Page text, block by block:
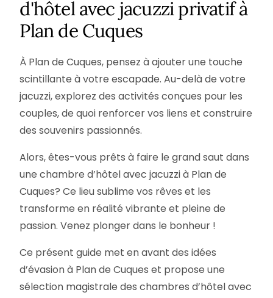
d'hôtel avec jacuzzi privatif à
Plan de Cuques
À Plan de Cuques, pensez à ajouter une touche
scintillante à votre escapade. Au-delà de votre
jacuzzi, explorez des activités conçues pour les
couples, de quoi renforcer vos liens et construire
des souvenirs passionnés.
Alors, êtes-vous prêts à faire le grand saut dans
une chambre d’hôtel avec jacuzzi à Plan de
Cuques? Ce lieu sublime vos rêves et les
transforme en réalité vibrante et pleine de
passion. Venez plonger dans le bonheur !
Ce présent guide met en avant des idées
d’évasion à Plan de Cuques et propose une
sélection magistrale des chambres d’hôtel avec